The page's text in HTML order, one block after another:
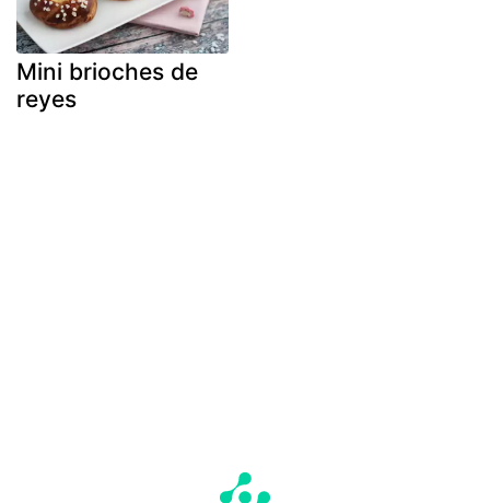
Mini brioches de
reyes